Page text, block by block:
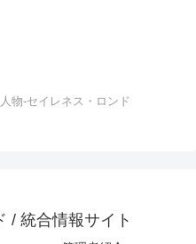
人物-セイレネス・ロンド
/ 統合情報サイト